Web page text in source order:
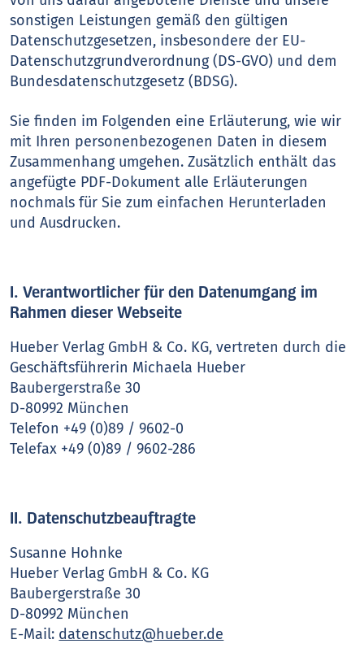
sonstigen Leistungen gemäß den gültigen
Datenschutzgesetzen, insbesondere der EU-
Datenschutzgrundverordnung (DS-GVO) und dem
Bundesdatenschutzgesetz (BDSG).
Sie finden im Folgenden eine Erläuterung, wie wir
mit Ihren personenbezogenen Daten in diesem
Zusammenhang umgehen. Zusätzlich enthält das
angefügte PDF-Dokument alle Erläuterungen
nochmals für Sie zum einfachen Herunterladen
und Ausdrucken.
I. Verantwortlicher für den Datenumgang im
Rahmen dieser Webseite
Hueber Verlag GmbH & Co. KG, vertreten durch die
Geschäftsführerin Michaela Hueber
Baubergerstraße 30
D-80992 München
Telefon +49 (0)89 / 9602-0
Telefax +49 (0)89 / 9602-286
II. Datenschutzbeauftragte
Susanne Hohnke
Hueber Verlag GmbH & Co. KG
Baubergerstraße 30
D-80992 München
E-Mail: datenschutz@hueber.de